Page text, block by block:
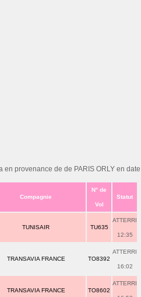
en provenance de de PARIS ORLY en date
Compagnie
N° de
Vol
Statut
TUNISAIR TU635
ATTERRI
12:35
TRANSAVIA FRANCE TO8392
ATTERRI
16:02
TRANSAVIA FRANCE TO8602
ATTERRI